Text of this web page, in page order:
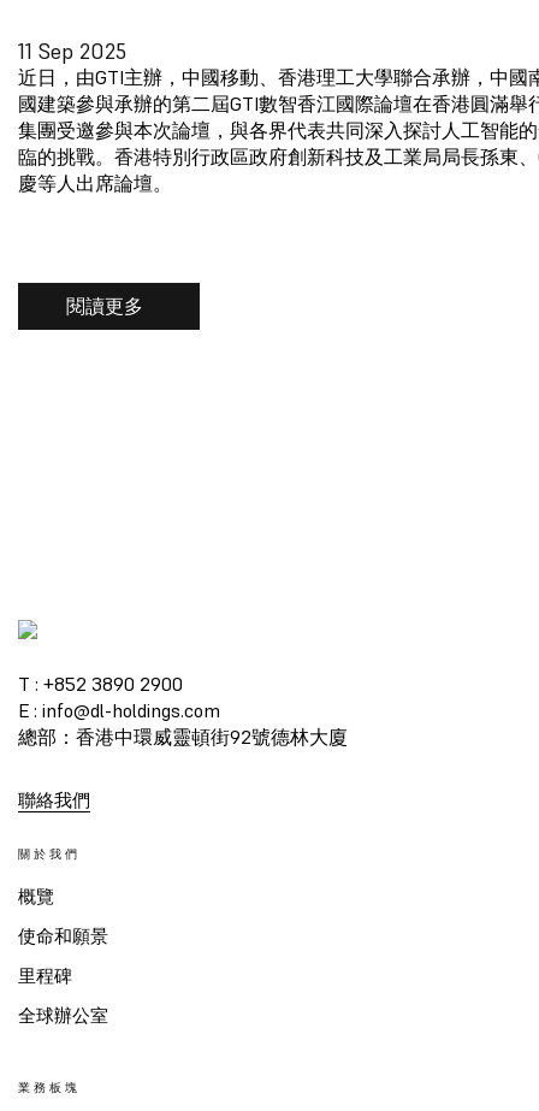
11 Sep 2025
近日，由GTI主辦，中國移動、香港理工大學聯合承辦，中國
國建築參與承辦的第二屆GTI數智香江國際論壇在香港圓滿舉
集團受邀參與本次論壇，與各界代表共同深入探討人工智能
臨的挑戰。香港特別行政區政府創新科技及工業局局長孫東
慶等人出席論壇。
閱讀更多
T : +852 3890 2900
E : info@dl-holdings.com
總部：香港中環威靈頓街92號德林大廈
聯絡我們
關於我們
概覽
使命和願景
里程碑
全球辦公室
業務板塊